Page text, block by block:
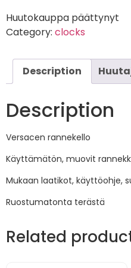
Huutokauppa päättynyt
Category: clocks
Description
Description
Versacen rannekello
Käyttämätön, muovit
Mukaan laatikot, käyttöohje,
Ruostumatonta terästä
Related